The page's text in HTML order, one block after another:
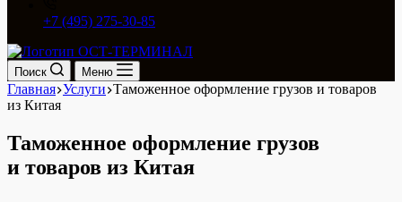
+7 (495) 275-30-85
Поиск Меню
Главная Услуги Таможенное оформление грузов и товаров
из Китая
Таможенное оформление грузов
и товаров из Китая